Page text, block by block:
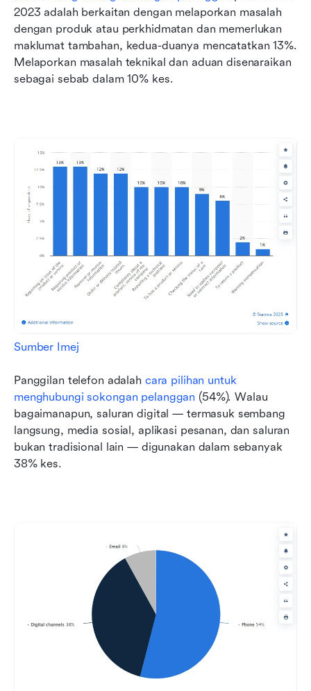
2023 adalah berkaitan dengan melaporkan masalah
dengan produk atau perkhidmatan dan memerlukan
maklumat tambahan, kedua-duanya mencatatkan 13%.
Melaporkan masalah teknikal dan aduan disenaraikan
sebagai sebab dalam 10% kes.
Sumber Imej
Panggilan telefon adalah cara pilihan untuk
menghubungi sokongan pelanggan (54%). Walau
bagaimanapun, saluran digital — termasuk sembang
langsung, media sosial, aplikasi pesanan, dan saluran
bukan tradisional lain — digunakan dalam sebanyak
38% kes.